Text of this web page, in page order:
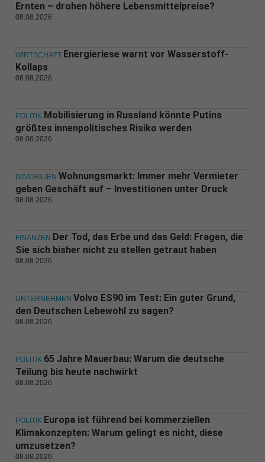
Ernten – drohen höhere Lebensmittelpreise?
08.08.2026
WIRTSCHAFT Energieriese warnt vor Wasserstoff-
Kollaps
08.08.2026
POLITIK Mobilisierung in Russland könnte Putins
größtes innenpolitisches Risiko werden
08.08.2026
IMMOBILIEN Wohnungsmarkt: Immer mehr Vermieter
geben Geschäft auf – Investitionen unter Druck
08.08.2026
FINANZEN Der Tod, das Erbe und das Geld: Fragen, die
Sie sich bisher nicht zu stellen getraut haben
08.08.2026
UNTERNEHMEN Volvo ES90 im Test: Ein guter Grund,
den Deutschen Lebewohl zu sagen?
08.08.2026
POLITIK 65 Jahre Mauerbau: Warum die deutsche
Teilung bis heute nachwirkt
08.08.2026
POLITIK Europa ist führend bei kommerziellen
Klimakonzepten: Warum gelingt es nicht, diese
umzusetzen?
08.08.2026